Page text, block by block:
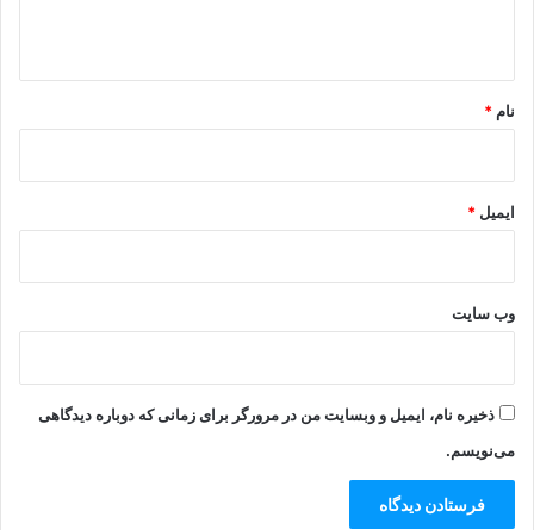
نام *
ایمیل *
وب‌ سایت
ذخیره نام، ایمیل و وبسایت من در مرورگر برای زمانی که دوباره دیدگاهی
می‌نویسم.